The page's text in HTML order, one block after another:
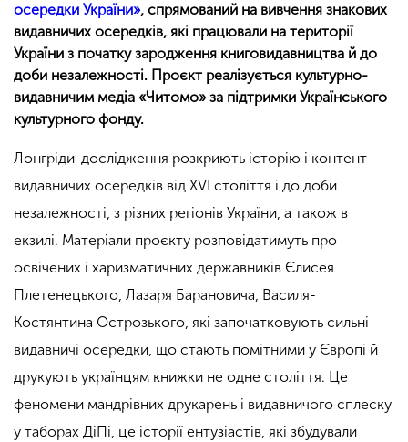
осередки України», спрямований на вивчення знакових
видавничих осередків, які працювали на території
України з початку зародження книговидавництва й до
доби незалежності. Проєкт реалізується культурно-
видавничим медіа «Читомо» за підтримки Українського
культурного фонду.
Лонгріди-дослідження розкриють історію і контент
видавничих осередків від XVI століття і до доби
незалежності, з різних регіонів України, а також в
екзилі. Матеріали проєкту розповідатимуть про
освічених і харизматичних державників Єлисея
Плетенецького, Лазаря Барановича, Василя-
Костянтина Острозького, які започатковують сильні
видавничі осередки, що стають помітними у Європі й
друкують українцям книжки не одне століття. Це
феномени мандрівних друкарень і видавничого сплеску
у таборах ДіПі, це історії ентузіастів, які збудували